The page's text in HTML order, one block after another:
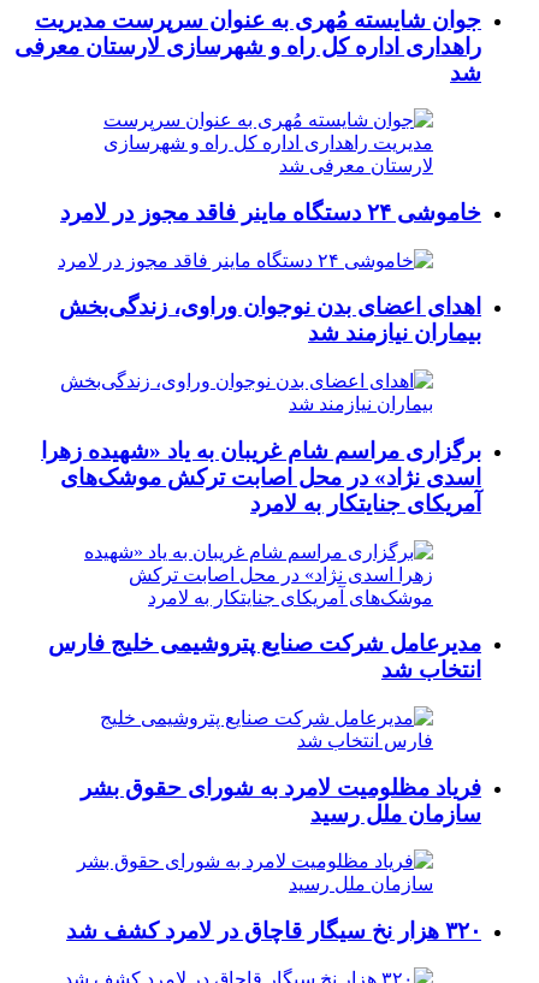
جوان شایسته مُهری به عنوان سرپرست مدیریت
راهداری اداره کل راه و شهرسازی لارستان معرفی
شد
خاموشی ۲۴ دستگاه ماینر فاقد مجوز در لامرد
اهدای اعضای بدن نوجوان وراوی، زندگی‌بخش
بیماران نیازمند شد
برگزاری مراسم شام غریبان به یاد «شهیده زهرا
اسدی نژاد» در محل اصابت ترکش موشک‌های
آمریکای جنایتکار به لامرد
مدیرعامل شرکت صنایع پتروشیمی خلیج فارس
انتخاب شد
فریاد مظلومیت لامرد به شورای حقوق بشر
سازمان ملل رسید
۳۲۰ هزار نخ سیگار قاچاق در لامرد کشف شد